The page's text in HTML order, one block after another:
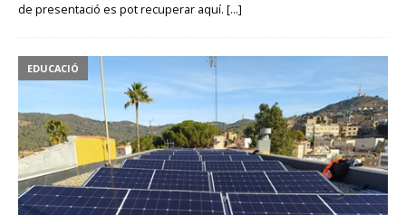
de presentació es pot recuperar aquí. […]
EDUCACIÓ